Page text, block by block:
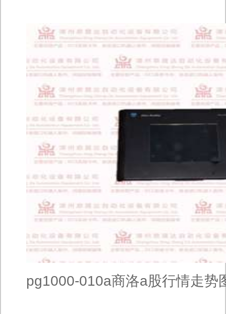
pg1000-010a商洛a股行情走势